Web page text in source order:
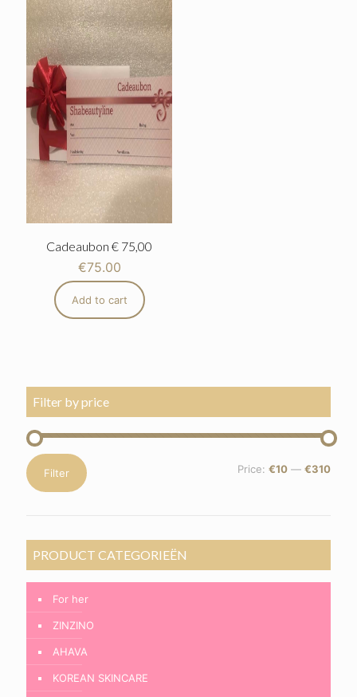
Cadeaubon € 75,00
€75.00
Add to cart
Filter by price
Min
price
Max
priceFilter Price: €10 — €310
PRODUCT CATEGORIEËN
For her
ZINZINO
AHAVA
KOREAN SKINCARE